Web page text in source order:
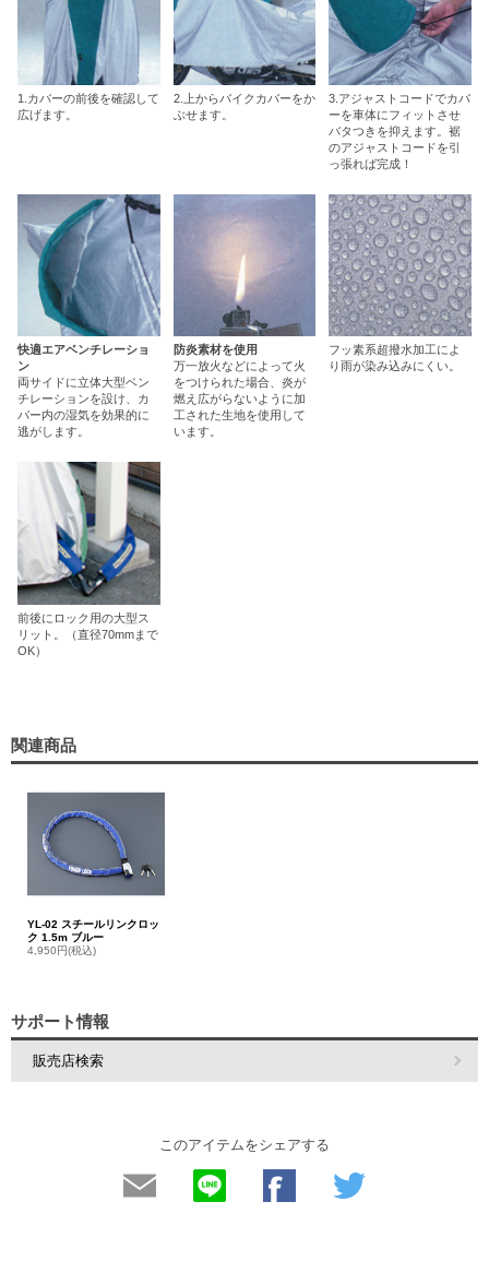
1.カバーの前後を確認して
広げます。
2.上からバイクカバーをか
ぶせます。
3.アジャストコードでカバ
ーを車体にフィットさせ
バタつきを抑えます。裾
のアジャストコードを引
っ張れば完成！
快適エアベンチレーショ
ン
両サイドに立体大型ベン
チレーションを設け、カ
バー内の湿気を効果的に
逃がします。
防炎素材を使用
万一放火などによって火
をつけられた場合、炎が
燃え広がらないように加
工された生地を使用して
います。
フッ素系超撥水加工によ
り雨が染み込みにくい。
前後にロック用の大型ス
リット。（直径70mmまで
OK）
関連商品
YL-02 スチールリンクロッ
ク 1.5m ブルー
4,950円(税込)
サポート情報
販売店検索
このアイテムをシェアする